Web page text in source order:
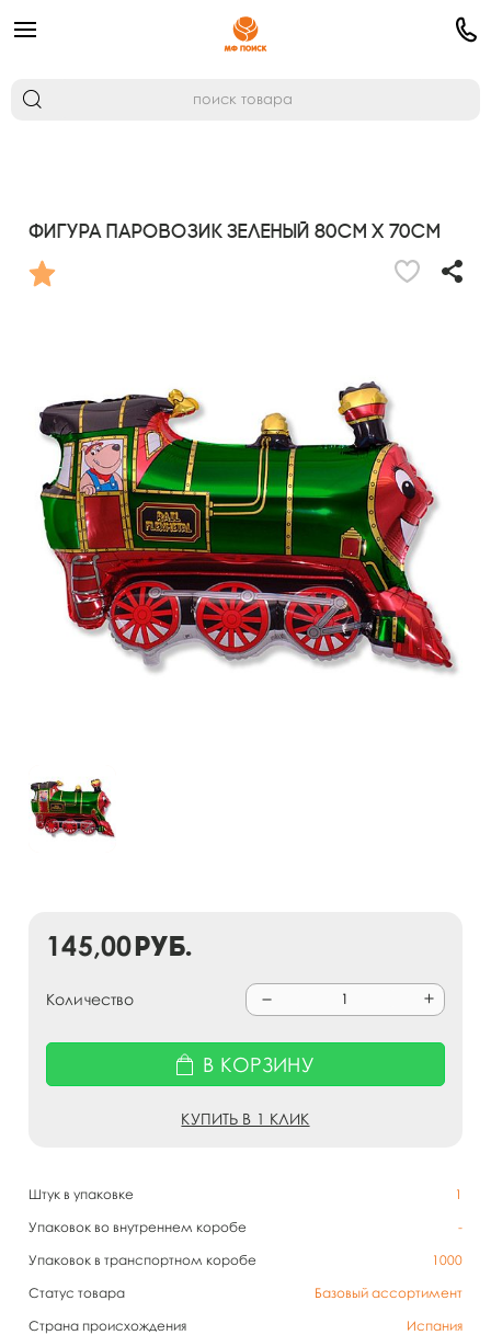
Фигура Паровозик зеленый 80см х 70см
Штук в упаковке
1
Упаковок во внутреннем коробе
-
Упаковок в транспортном коробе
1000
Статус товара
Базовый ассортимент
Страна происхождения
Испания
145,00руб.
Количество
В КОРЗИНУ
КУПИТЬ В 1 КЛИК